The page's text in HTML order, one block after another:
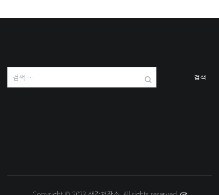
검
색: